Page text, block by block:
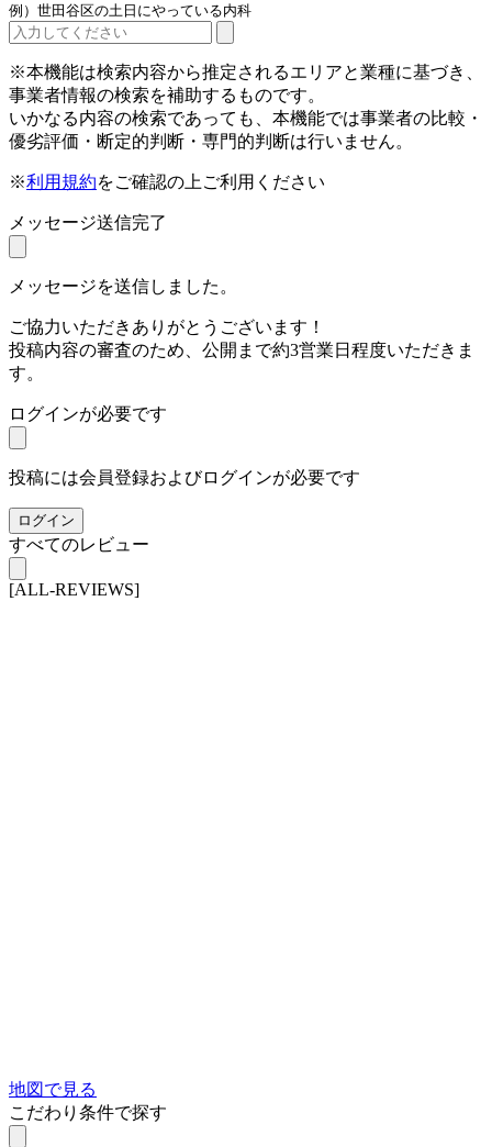
例）世田谷区の土日にやっている内科
※本機能は検索内容から推定されるエリアと業種に基づき、
事業者情報の検索を補助するものです。
いかなる内容の検索であっても、本機能では事業者の比較・
優劣評価・断定的判断・専門的判断は行いません。
※利用規約をご確認の上ご利用ください
メッセージ送信完了
メッセージを送信しました。
ご協力いただきありがとうございます！
投稿内容の審査のため、公開まで約3営業日程度いただきま
す。
ログインが必要です
投稿には会員登録およびログインが必要です
ログイン
すべてのレビュー
[ALL-REVIEWS]
地図で見る
こだわり条件で探す